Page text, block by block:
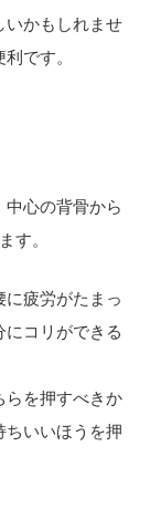
いかもしれませ
です。
心の背骨から
す。
疲労がたまっ
コリができる
らを押すべきか
ちいいほうを押